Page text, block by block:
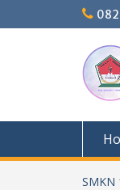
to
SMKN